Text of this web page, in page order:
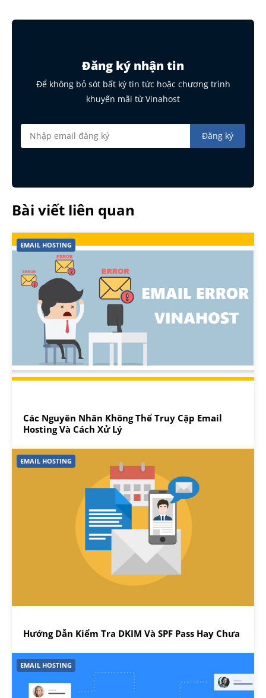
Đăng ký nhận tin
Để không bỏ sót bất kỳ tin tức hoặc chương trình
khuyến mãi từ Vinahost
Bài viết liên quan
EMAIL HOSTING
Các Nguyên Nhân Không Thể Truy Cập Email
Hosting Và Cách Xử Lý
EMAIL HOSTING
Hướng Dẫn Kiểm Tra DKIM Và SPF Pass Hay Chưa
EMAIL HOSTING